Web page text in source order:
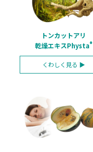
トンカットアリ
乾燥エキスPhysta®
くわしく 見る ▶